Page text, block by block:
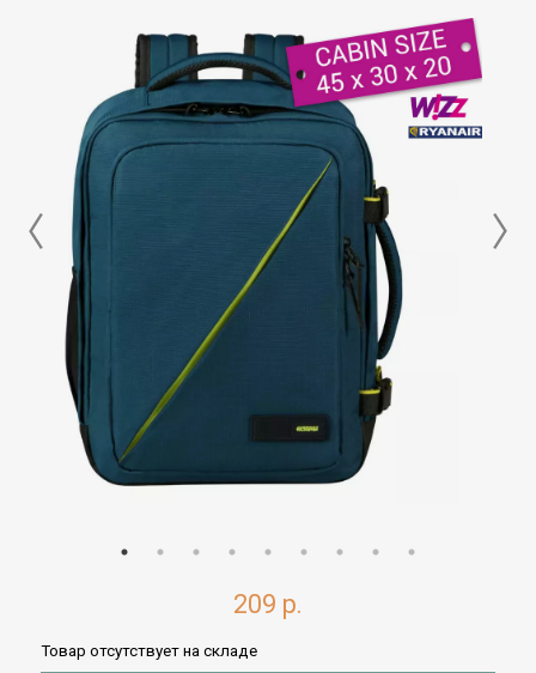
209 р.
Товар отсутствует на складе